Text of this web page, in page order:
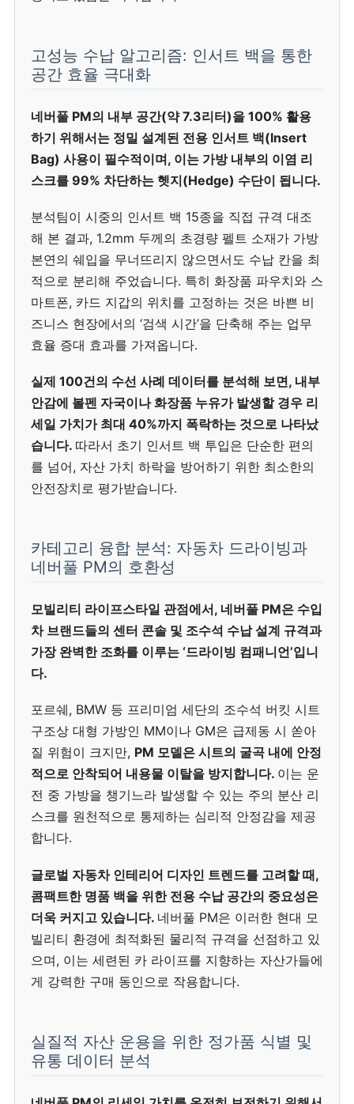
고성능 수납 알고리즘: 인서트 백을 통한
공간 효율 극대화
네버풀 PM의 내부 공간(약 7.3리터)을 100% 활용
하기 위해서는 정밀 설계된 전용 인서트 백(Insert
Bag) 사용이 필수적이며, 이는 가방 내부의 이염 리
스크를 99% 차단하는 헷지(Hedge) 수단이 됩니다.
분석팀이 시중의 인서트 백 15종을 직접 규격 대조
해 본 결과, 1.2mm 두께의 초경량 펠트 소재가 가방
본연의 쉐입을 무너뜨리지 않으면서도 수납 칸을 최
적으로 분리해 주었습니다. 특히 화장품 파우치와 스
마트폰, 카드 지갑의 위치를 고정하는 것은 바쁜 비
즈니스 현장에서의 ‘검색 시간’을 단축해 주는 업무
효율 증대 효과를 가져옵니다.
실제 100건의 수선 사례 데이터를 분석해 보면, 내부
안감에 볼펜 자국이나 화장품 누유가 발생할 경우 리
세일 가치가 최대 40%까지 폭락하는 것으로 나타났
습니다. 따라서 초기 인서트 백 투입은 단순한 편의
를 넘어, 자산 가치 하락을 방어하기 위한 최소한의
안전장치로 평가받습니다.
카테고리 융합 분석: 자동차 드라이빙과
네버풀 PM의 호환성
모빌리티 라이프스타일 관점에서, 네버풀 PM은 수입
차 브랜드들의 센터 콘솔 및 조수석 수납 설계 규격과
가장 완벽한 조화를 이루는 ‘드라이빙 컴패니언’입니
다.
포르쉐, BMW 등 프리미엄 세단의 조수석 버킷 시트
구조상 대형 가방인 MM이나 GM은 급제동 시 쏟아
질 위험이 크지만, PM 모델은 시트의 굴곡 내에 안정
적으로 안착되어 내용물 이탈을 방지합니다. 이는 운
전 중 가방을 챙기느라 발생할 수 있는 주의 분산 리
스크를 원천적으로 통제하는 심리적 안정감을 제공
합니다.
글로벌 자동차 인테리어 디자인 트렌드를 고려할 때,
콤팩트한 명품 백을 위한 전용 수납 공간의 중요성은
더욱 커지고 있습니다. 네버풀 PM은 이러한 현대 모
빌리티 환경에 최적화된 물리적 규격을 선점하고 있
으며, 이는 세련된 카 라이프를 지향하는 자산가들에
게 강력한 구매 동인으로 작용합니다.
실질적 자산 운용을 위한 정가품 식별 및
유통 데이터 분석